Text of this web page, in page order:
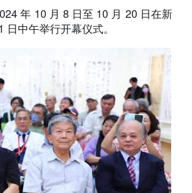
年 10 月 8 日至 10 月 20 日在新
中午举行开幕仪式。